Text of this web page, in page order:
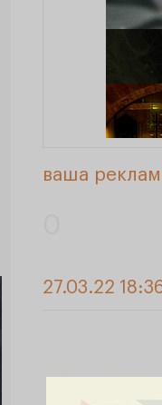
ваша
27.03.22